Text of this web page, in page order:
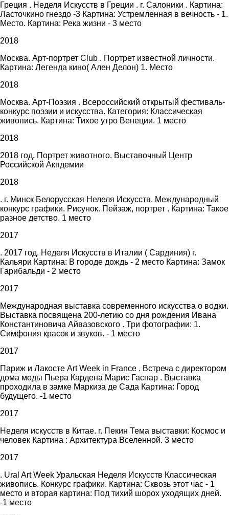
Греция . Неделя Искусств в Греции . г. Салоники . Картина:
Ласточкино гнездо -3 Картина: Устремленная в вечность - 1.
Место. Картина: Река жизни - 3 место
2018
Москва. Арт-портрет Club . Портрет известной личности.
Картина: Легенда кино( Ален Делон) 1. Место
2018
Москва. Арт-Поэзия . Всероссийский открытый фестиваль-
конкурс поэзии и искусства. Категория: Классическая
живопись. Картина: Тихое утро Венеции. 1 место
2018
2018 год. Портрет животного. Выставочный Центр
Российской Акпдемии
2018
. г. Минск Белорусская Нелеля Искусств. Международный
конкурс графики. Рисунок. Пейзаж, портрет . Картина: Такое
разное детство. 1 место
2017
. 2017 год. Неделя Искусств в Италии ( Сардиния) г.
Кальяри Картина: В городе дождь - 2 место Картина: Замок
Гарибальди - 2 место
2017
Международная выставка современного искусства о водки.
Выставка посвящена 200-летию со дня рождения Ивана
Константиновича Айвазовского . Три фотографии: 1.
Симфония красок и звуков. - 1 место
2017
Париж и Лакосте Art Week in France . Встреча с директором
дома моды Пьера Кардена Марис Гаспар . Выставка
проходила в замке Маркиза де Сада Картина: Город
будущего. -1 место
2017
Неделя искусств в Китае. г. Пекин Тема выставки: Космос и
человек Картина : Архитектура Вселенной. 3 место
2017
. Ural Art Week Уральская Неделя Искусств Классическая
живопись. Конкурс графики. Картина: Сквозь этот час - 1
место и вторая картина: Под тихий шорох уходящих дней.
-1 место